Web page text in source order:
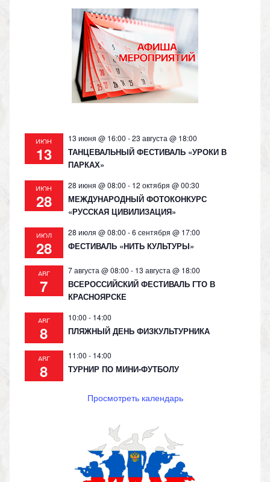
o
kl
as
s
ni
ki
gr
a
m
s
A
p
p
y
Li
n
k
ИЮН
13
13 июня @ 16:00 -23 августа @ 18:00
ТАНЦЕВАЛЬНЫЙ ФЕСТИВАЛЬ «УРОКИ В
ПАРКАХ»
ИЮН
28
28 июня @ 08:00 - 12 октября @ 00:30
МЕЖДУНАРОДНЫЙ ФОТОКОНКУРС
«РУССКАЯ ЦИВИЛИЗАЦИЯ»
ИЮЛ
28
28 июля @ 08:00 -6 сентября @ 17:00
ФЕСТИВАЛЬ «НИТЬ КУЛЬТУРЫ»
АВГ
7
7 августа @ 08:00 - 13 августа @ 18:00
ВСЕРОССИЙСКИЙ ФЕСТИВАЛЬ ГТО В
КРАСНОЯРСКЕ
АВГ
8
10:00 - 14:00
ПЛЯЖНЫЙ ДЕНЬ ФИЗКУЛЬТУРНИКА
АВГ
8
11:00 - 14:00
ТУРНИР ПО МИНИ-ФУТБОЛУ
Просмотреть календарь